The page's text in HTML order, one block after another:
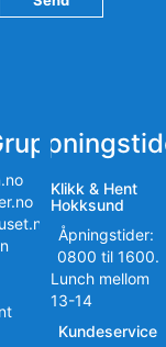
Klikk & Hent
Hokksund
Åpningstider:
0800 til 1600.
Lunch mellom
13-14
Kundeservice